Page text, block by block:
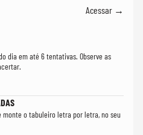
Acessar →
dia em até 6 tentativas. Observe as
monte o tabuleiro letra por letra, no seu